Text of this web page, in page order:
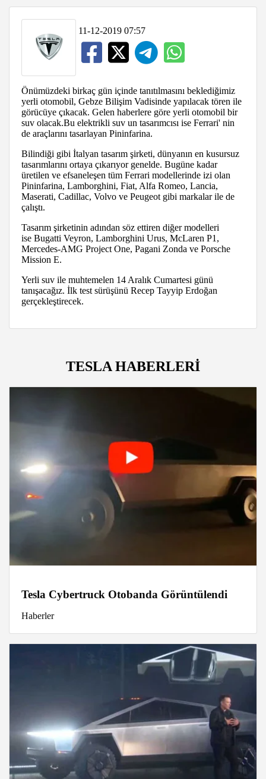
11-12-2019 07:57
Önümüzdeki birkaç gün içinde tanıtılmasını beklediğimiz
yerli otomobil, Gebze Bilişim Vadisinde yapılacak tören ile
görücüye çıkacak. Gelen haberlere göre yerli otomobil bir
suv olacak.Bu elektrikli suv un tasarımcısı ise Ferrari' nin
de araçlarını tasarlayan Pininfarina.
Bilindiği gibi İtalyan tasarım şirketi, dünyanın en kusursuz
tasarımlarını ortaya çıkarıyor genelde. Bugüne kadar
üretilen ve efsaneleşen tüm Ferrari modellerinde izi olan
Pininfarina, Lamborghini, Fiat, Alfa Romeo, Lancia,
Maserati, Cadillac, Volvo ve Peugeot gibi markalar ile de
çalıştı.
Tasarım şirketinin adından söz ettiren diğer modelleri
ise Bugatti Veyron, Lamborghini Urus, McLaren P1,
Mercedes-AMG Project One, Pagani Zonda ve Porsche
Mission E.
Yerli suv ile muhtemelen 14 Aralık Cumartesi günü
tanışacağız. İlk test sürüşünü Recep Tayyip Erdoğan
gerçekleştirecek.
TESLA HABERLERİ
Tesla Cybertruck Otobanda Görüntülendi
Haberler